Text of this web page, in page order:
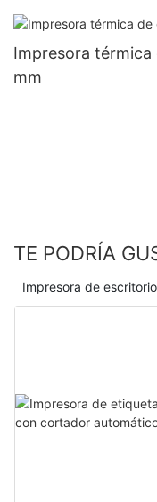
Impresora
mm
TE PODRÍA
Impresora de